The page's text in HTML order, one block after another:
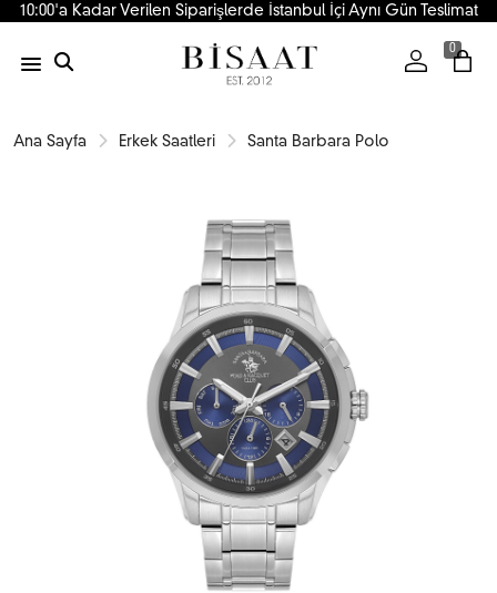
10:00'a Kadar Verilen Siparişlerde İstanbul İçi Aynı Gün Teslimat
0
Ana Sayfa Erkek Saatleri Santa Barbara Polo